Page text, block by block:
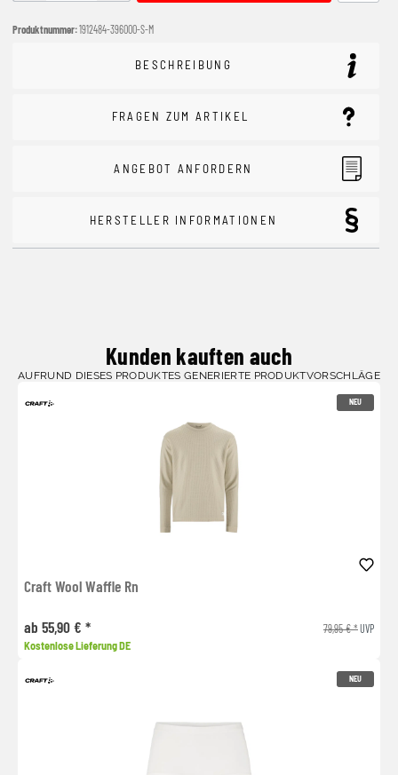
Produktnummer:1912484-396000-S-M
BESCHREIBUNG
FRAGEN ZUM ARTIKEL
ANGEBOT ANFORDERN
HERSTELLER INFORMATIONEN
Kunden kauften auch
AUFRUND DIESES PRODUKTES GENERIERTE PRODUKTVORSCHLÄGE
NEU
Craft Wool Waffle Rn
ab 55,90 € * 79,95 € *UVP
Kostenlose Lieferung DE
NEU